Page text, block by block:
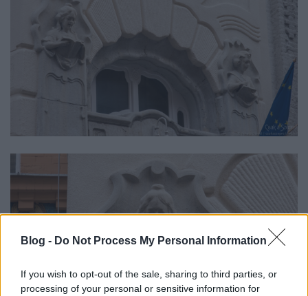
Blog - Do Not Process My Personal Information
If you wish to opt-out of the sale, sharing to third parties, or
processing of your personal or sensitive information for